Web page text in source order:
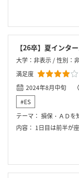
【26卒】夏インタ
大学：非表示 / 性別：
満足度
2024年8月中旬
#ES
テーマ： 損保・ＡＤを
内容： 1日目は前半が座学で後半は営業部門の体感ワークと損害サービス部